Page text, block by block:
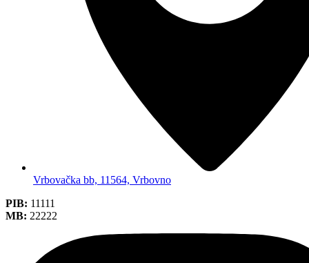
Vrbovačka bb, 11564, Vrbovno
PIB: 11111
MB: 22222